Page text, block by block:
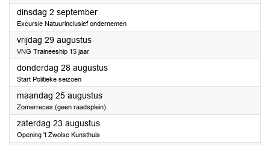
dinsdag 2 september2025
Excursie Natuurinclusief ondernemen
vrijdag 29 augustus2025
VNG Traineeship 15 jaar
donderdag 28 augustus2025
Start Politieke seizoen
maandag 25 augustus2025
Zomerreces (geen raadsplein)
zaterdag 23 augustus2025
Opening 't Zwolse Kunsthuis